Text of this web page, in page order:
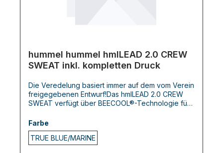
hummel hummel hmlLEAD 2.0 CREW
SWEAT inkl. kompletten Druck
Die Veredelung basiert immer auf dem vom Verein
freigegebenen Entwurf!Das hmlLEAD 2.0 CREW
SWEAT verfügt über BEECOOL®-Technologie für
ist in einer regulären Passform gestaltet und
enthält Daumenlöcher an den Bündchen für
zusätzliche Wärme und einen sicheren Sitz bei
Bewegung. Chevrons auf den Schultern und das
Farbe
TRUE BLUE/MARINE